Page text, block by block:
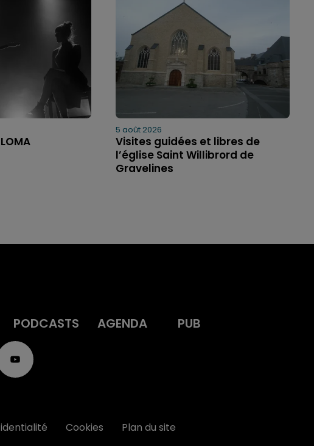
5 août 2026
Visites guidées et libres de
l’église Saint Willibrord de
Gravelines
PODCASTS AGENDA PUB
Cookies Plan du site